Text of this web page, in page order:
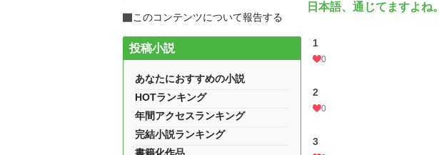
日本語、通じてますよね。
1
0
2
0
3
このコンテンツについて報告する
投稿小説
あなたにおすすめの小説
HOTランキング
年間アクセスランキング
完結小説ランキング